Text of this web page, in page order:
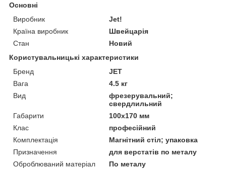
Основні
Виробник
Jet!
Країна виробник
Швейцарія
Стан
Новий
Користувальницькі характеристики
Бренд
JET
Вага
4.5 кг
Вид
фрезерувальний;
свердлильний
Габарити
100х170 мм
Клас
професійний
Комплектація
Магнітний стіл; упаковка
Призначення
для верстатів по металу
Оброблюваний матеріал
По металу